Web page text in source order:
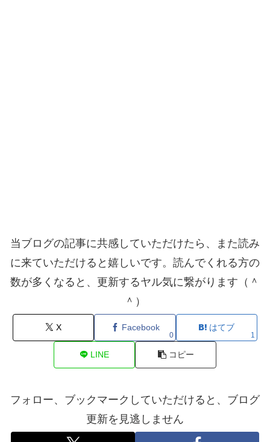
当ブログの記事に共感していただけたら、また読み
に来ていただけると嬉しいです。読んでくれる方の
数が多くなると、更新するヤル気に繋がります（＾
＾）
X Facebook
0
はてブ
1
LINE コピー
フォロー、ブックマークしていただけると、ブログ
更新を見逃しません